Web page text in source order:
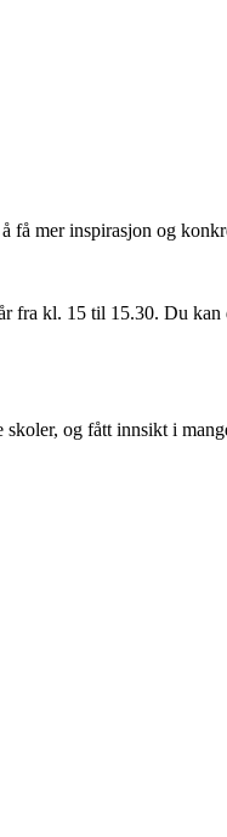
få mer inspirasjon og
kl. 15 til 15.30. Du
og fått innsikt i